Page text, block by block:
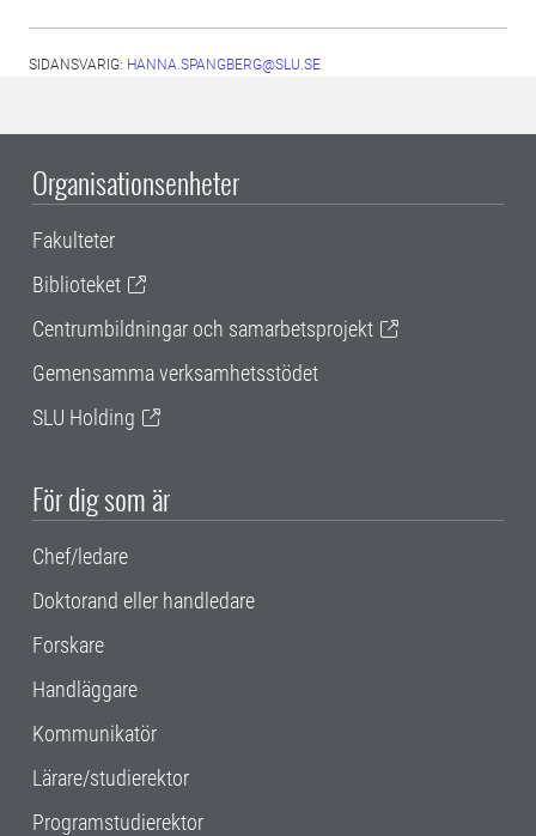
SIDANSVARIG: HANNA.SPANGBERG@SLU.SE
Organisationsenheter
Fakulteter
Biblioteket
Centrumbildningar och samarbetsprojekt
Gemensamma verksamhetsstödet
SLU Holding
För dig som är
Chef/ledare
Doktorand eller handledare
Forskare
Handläggare
Kommunikatör
Lärare/studierektor
Programstudierektor